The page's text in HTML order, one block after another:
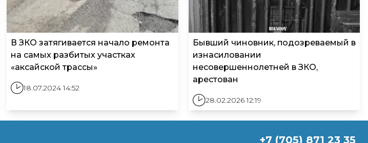
В ЗКО затягивается начало ремонта
на самых разбитых участках
«аксайской трассы»
18.07.2024 14:52
Бывший чиновник, подозреваемый в
изнасиловании
несовершеннолетней в ЗКО,
арестован
28.02.2026 12:19
+7 (705) 871 23 35